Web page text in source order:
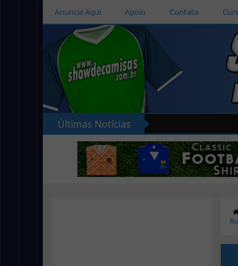
Anuncie Aqui Apoio Contato
Últimas Notícias